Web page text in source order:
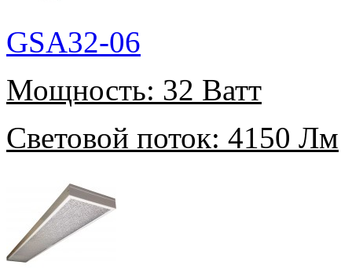
GSA32-06
Мощность: 32 Ватт
Световой поток: 4150 Лм